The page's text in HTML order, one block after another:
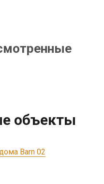
объекты
Barn 02